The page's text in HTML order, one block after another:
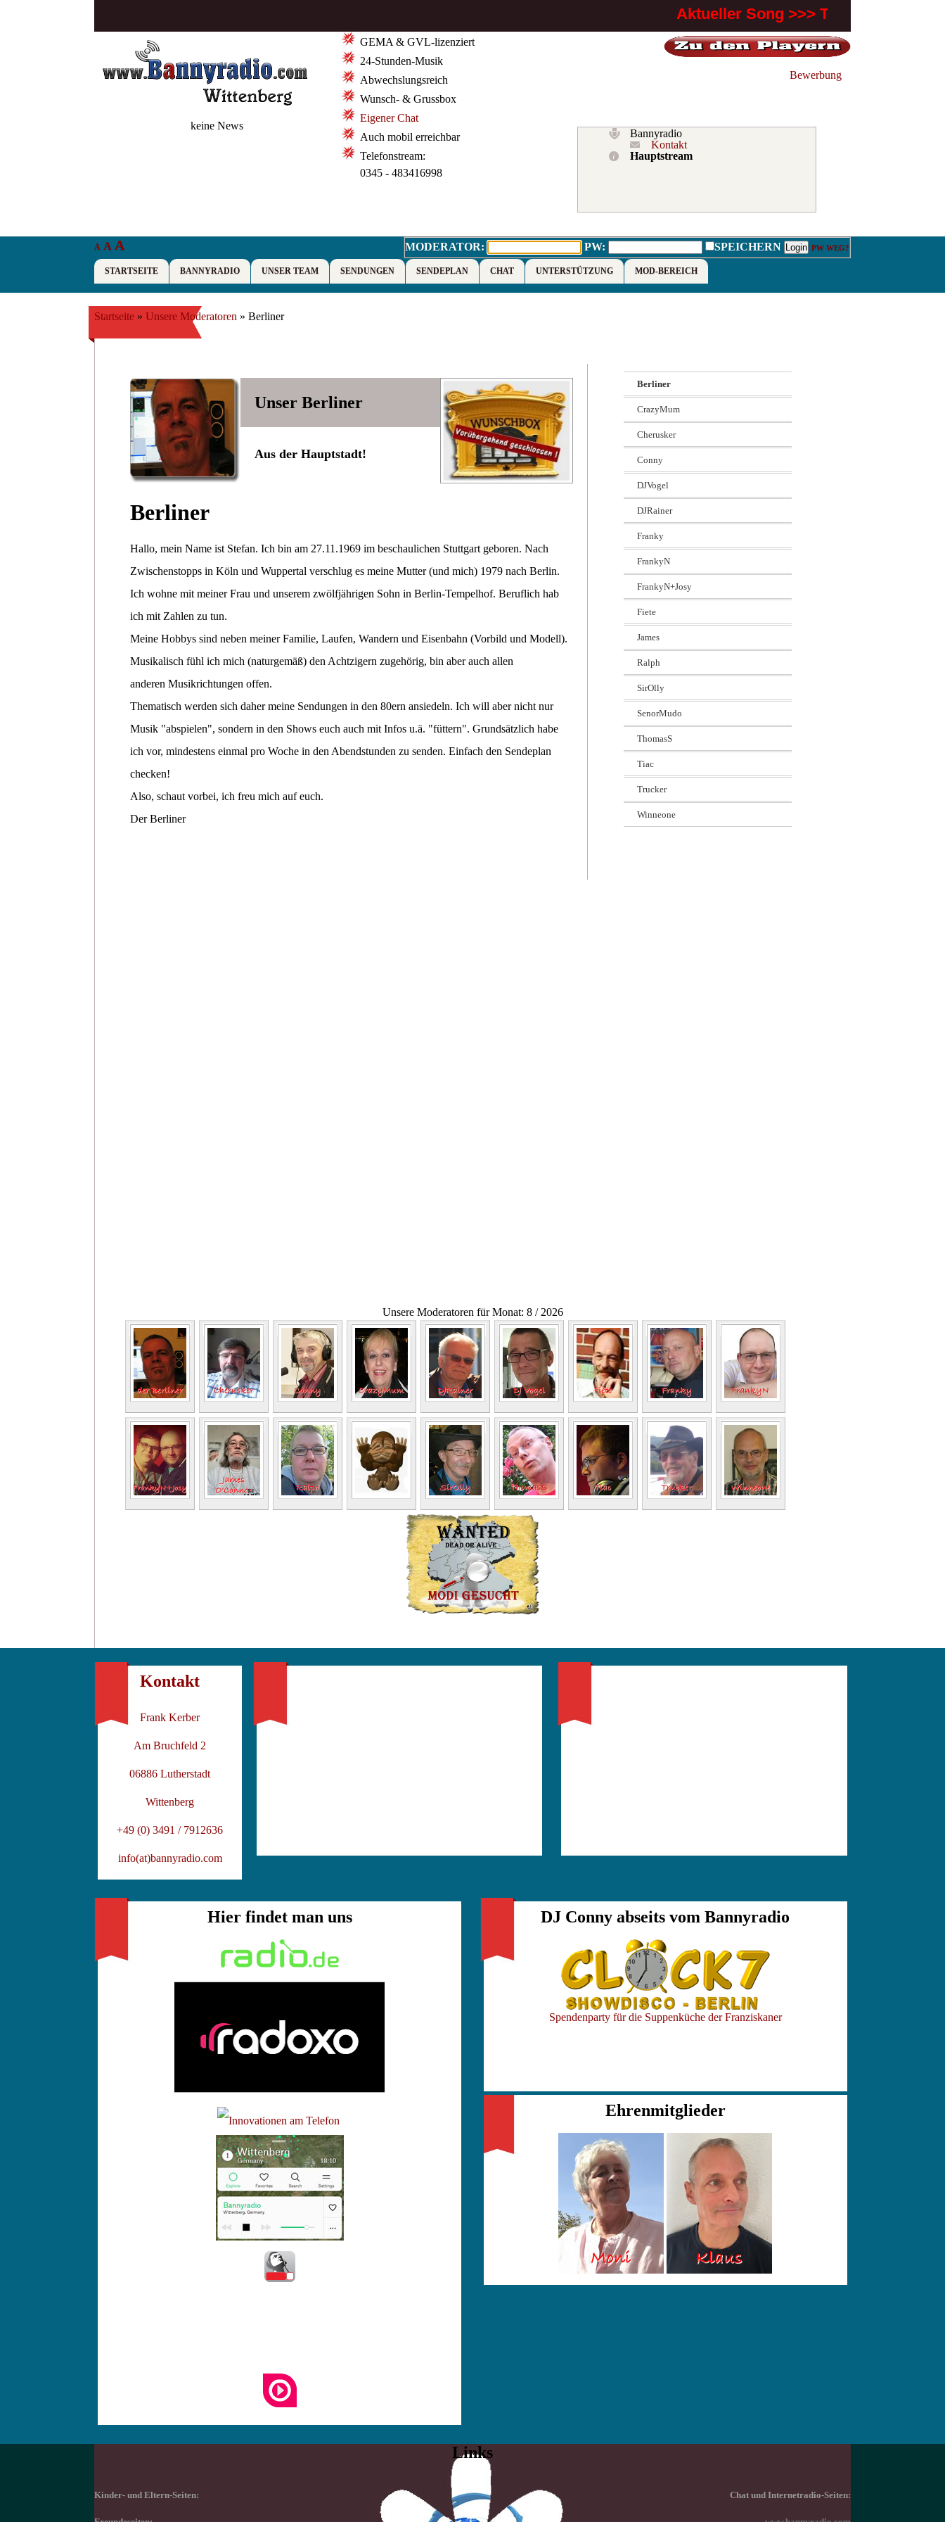
keine News
GEMA & GVL-lizenziert
24-Stunden-Musik
Abwechslungsreich
Wunsch- & Grussbox
Eigener Chat
Auch mobil erreichbar
Telefonstream:
0345 - 483416998
Bewerbung
Bannyradio
Kontakt
Hauptstream
A A A MODERATOR: PW: SPEICHERN PW WEG?
STARTSEITE BANNYRADIO UNSER TEAM SENDUNGEN SENDEPLAN CHAT UNTERSTÜTZUNG MOD-BEREICH
Startseite »Unsere Moderatoren »Berliner
Unser Berliner
Aus der Hauptstadt!
Berliner
Hallo, mein Name ist Stefan. Ich bin am 27.11.1969 im beschaulichen Stuttgart geboren. Nach
Zwischenstopps in Köln und Wuppertal verschlug es meine Mutter (und mich) 1979 nach Berlin.
Ich wohne mit meiner Frau und unserem zwölfjährigen Sohn in Berlin-Tempelhof. Beruflich hab
ich mit Zahlen zu tun.
Meine Hobbys sind neben meiner Familie, Laufen, Wandern und Eisenbahn (Vorbild und Modell).
Musikalisch fühl ich mich (naturgemäß) den Achtzigern zugehörig, bin aber auch allen
anderen Musikrichtungen offen.
Thematisch werden sich daher meine Sendungen in den 80ern ansiedeln. Ich will aber nicht nur
Musik "abspielen", sondern in den Shows euch auch mit Infos u.ä. "füttern". Grundsätzlich habe
ich vor, mindestens einmal pro Woche in den Abendstunden zu senden. Einfach den Sendeplan
checken!
Also, schaut vorbei, ich freu mich auf euch.
Der Berliner
Berliner
CrazyMum
Cherusker
Conny
DJVogel
DJRainer
Franky
FrankyN
FrankyN+Josy
Fiete
James
Ralph
SirOlly
SenorMudo
ThomasS
Tiac
Trucker
Winneone
Unsere Moderatoren für Monat: 8 / 2026
Kontakt
Frank Kerber
Am Bruchfeld 2
06886 Lutherstadt
Wittenberg
+49 (0) 3491 / 7912636
info(at)bannyradio.com
Hier findet man uns DJ Conny abseits vom Bannyradio
Spendenparty für die Suppenküche der Franziskaner
Ehrenmitglieder
Links
Kinder- und Eltern-Seiten: Chat und Internetradio-Seiten: